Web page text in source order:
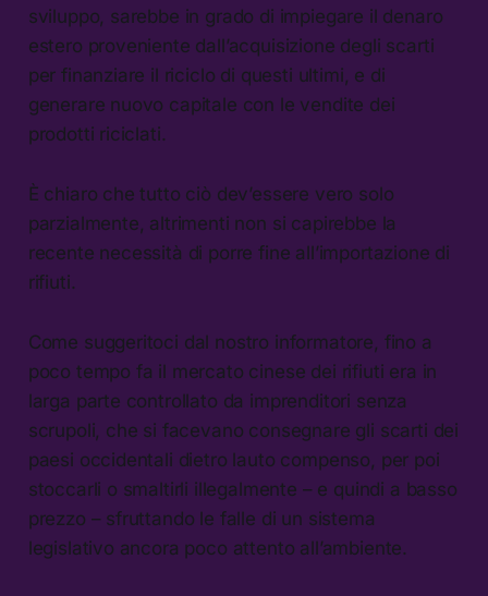
sviluppo, sarebbe in grado di impiegare il denaro
estero proveniente dall’acquisizione degli scarti
per finanziare il riciclo di questi ultimi, e di
generare nuovo capitale con le vendite dei
prodotti riciclati.
È chiaro che tutto ciò dev’essere vero solo
parzialmente, altrimenti non si capirebbe la
recente necessità di porre fine all’importazione di
rifiuti.
Come suggeritoci dal nostro informatore, fino a
poco tempo fa il mercato cinese dei rifiuti era in
larga parte controllato da imprenditori senza
scrupoli, che si facevano consegnare gli scarti dei
paesi occidentali dietro lauto compenso, per poi
stoccarli o smaltirli illegalmente – e quindi a basso
prezzo – sfruttando le falle di un sistema
legislativo ancora poco attento all’ambiente.